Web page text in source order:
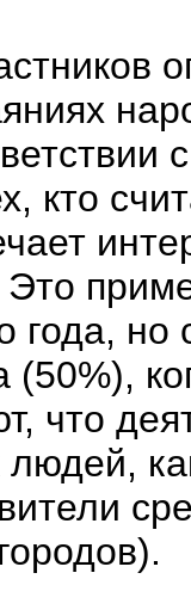
кто
Это
года,
(50%),
что
людей,